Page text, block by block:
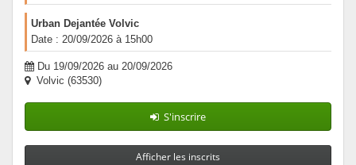
Urban Dejantée Volvic
Date : 20/09/2026 à 15h00
Du 19/09/2026 au 20/09/2026
Volvic (63530)
S'inscrire
Afficher les inscrits